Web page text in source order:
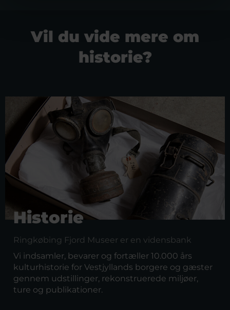
Vil du vide mere om
historie?
Historie
Ringkøbing Fjord Museer er en vidensbank
Vi indsamler, bevarer og fortæller 10.000 års
kulturhistorie for Vestjyllands borgere og gæster
gennem udstillinger, rekonstruerede miljøer,
ture og publikationer.